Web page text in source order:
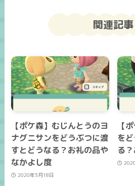
関連記事
【ポケ森】むじんとうのヨ
ナグニサンをどうぶつに渡
すとどうなる？お礼の品や
なかよし度
2020年3月18日
【
を
る